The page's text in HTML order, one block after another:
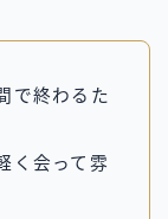
で終わるた
く会って雰